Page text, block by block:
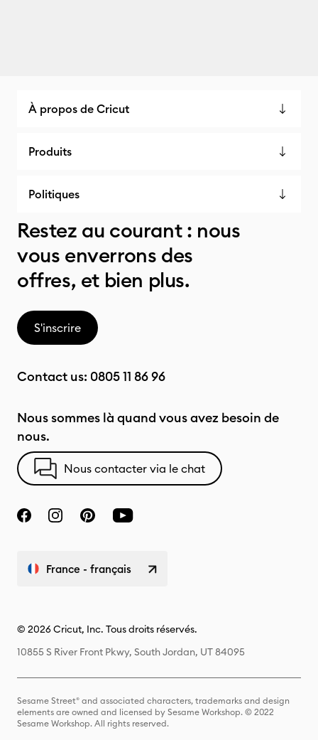
À propos de Cricut
Produits
Politiques
Restez au courant : nous
vous enverrons des
offres, et bien plus.
S'inscrire
Contact us: 0805 11 86 96
Nous sommes là quand vous avez besoin de
nous.
Nous contacter via le chat
France - français
© 2026 Cricut, Inc. Tous droits réservés.
10855 S River Front Pkwy, South Jordan, UT 84095
Sesame Street® and associated characters, trademarks and design
elements are owned and licensed by Sesame Workshop. © 2022
Sesame Workshop. All rights reserved.